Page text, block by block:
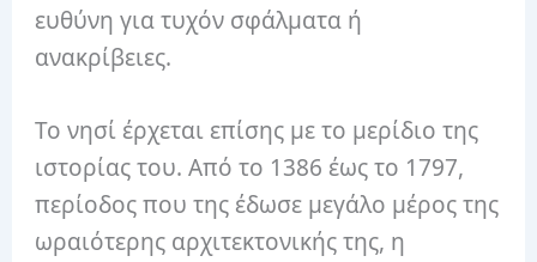
ευθύνη για τυχόν σφάλματα ή
ανακρίβειες.
Το νησί έρχεται επίσης με το μερίδιο της
ιστορίας του. Από το 1386 έως το 1797,
περίοδος που της έδωσε μεγάλο μέρος της
ωραιότερης αρχιτεκτονικής της, η